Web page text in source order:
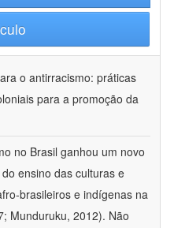
o antirracismo: práticas
para a promoção da
no Brasil ganhou um novo
ensino das culturas e
brasileiros e indígenas na
Munduruku, 2012). Não